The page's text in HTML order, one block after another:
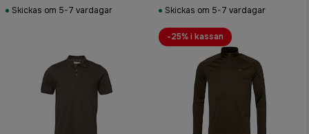
Skickas om 5-7 vardagar
Skickas om 5-7 vardagar
-25% i kassan